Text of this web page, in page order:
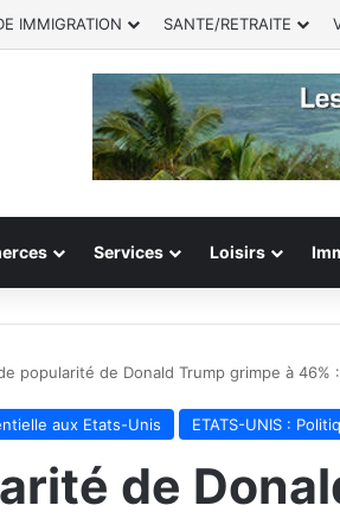
IMMIGRATION SANTE/RETRAITE
Services Loisirs
popularité de Donald Trump grimpe à 46%
aux Etats-Unis ETATS-UNIS :
de